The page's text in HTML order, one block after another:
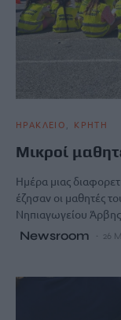
ΗΡΑΚΛΕΙΟ ΚΡΗΤΗ
Μικροί
Ημέρα μιας
έζησαν οι μαθητές
Νηπιαγωγείου
Newsroom 26